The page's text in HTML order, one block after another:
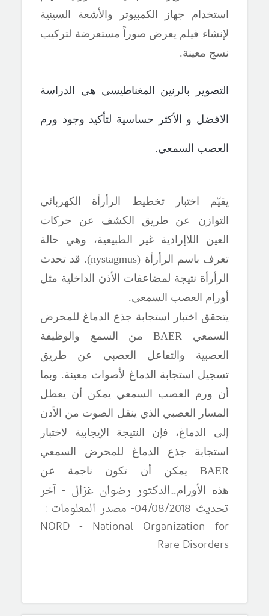
استخدام جهاز الكمبيوتر والأشعة السينية
لإنشاء فيلم يعرض صوراً مستعرضة لتركيب
نسج معينة.
التصوير بالرنين المغناطيسي هي الدراسة
الافضل و الأكثر حساسية لتأكيد وجود ورم
العصب السمعي.
يقيّم اختبار تخطيط الرأرأة الكهربائي
التوازن عن طريق الكشف عن حركات
العين اللاإرادية غير الطبيعية، وهي حالة
تعرف باسم الرأرأة (nystagmus). قد تحدث
الرأرأة نتيجة لمضاعفات الأذن الداخلية مثل
أورام العصب السمعي.
يتحقق اختبار استجابة جذع الدماغ للمحرض
السمعي BAER من السمع والوظيفة
العصبية والتفاعل العصبي عن طريق
تسجيل استجابة الدماغ لأصوات معينة. وبما
أن ورم العصب السمعي يمكن أن يعطل
المسار العصبي الذي ينقل الصوت من الأذن
إلى الدماغ، فإن النتيجة الإيجابية لاختبار
استجابة جذع الدماغ للمحرض السمعي
BAER يمكن أن تكون ناجمة عن
هذه الأورام...الدكتور رضوان غزال - آخر
تحديث 04/08/2018- مصدر المعلومات :
NORD - National Organization for
Rare Disorders